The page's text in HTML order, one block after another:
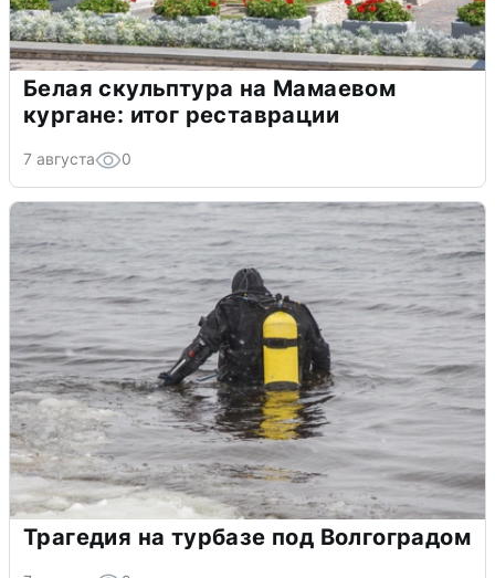
Белая скульптура на Мамаевом
кургане: итог реставрации
7 августа 0
Трагедия на турбазе под Волгоградом